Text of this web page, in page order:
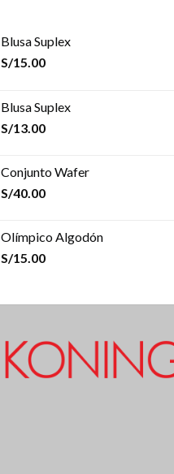
Blusa Suplex
S/15.00
Blusa Suplex
S/13.00
Conjunto Wafer
S/40.00
Olímpico Algodón
S/15.00